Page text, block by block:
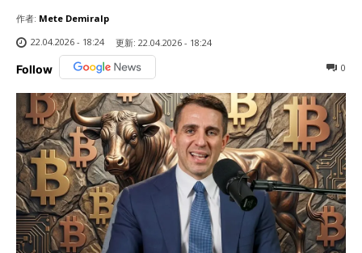
作者: Mete Demiralp
22.04.2026 - 18:24
更新: 22.04.2026 - 18:24
Follow 0